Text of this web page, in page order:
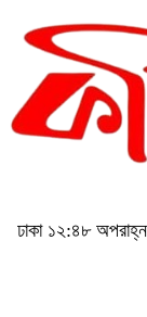
ঢাকা ১২:৪৮